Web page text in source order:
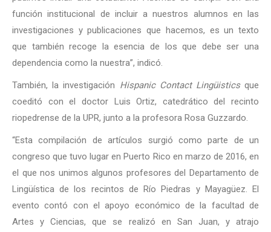
función institucional de incluir a nuestros alumnos en las
investigaciones y publicaciones que hacemos, es un texto
que también recoge la esencia de los que debe ser una
dependencia como la nuestra”, indicó.
También, la investigación Hispanic Contact Lingüisticsque
coeditó con el doctor Luis Ortiz, catedrático del recinto
riopedrense de la UPR, junto a la profesora Rosa Guzzardo.
“Esta compilación de artículos surgió como parte de un
congreso que tuvo lugar en Puerto Rico en marzo de 2016, en
el que nos unimos algunos profesores del Departamento de
Lingüística de los recintos de Río Piedras y Mayagüez. El
evento contó con el apoyo económico de la facultad de
Artes y Ciencias, que se realizó en San Juan, y atrajo